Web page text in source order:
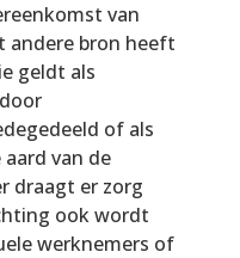
van
andere bron heeft
geldt als
of als
van de
draagt er zorg
ook wordt
werknemers of